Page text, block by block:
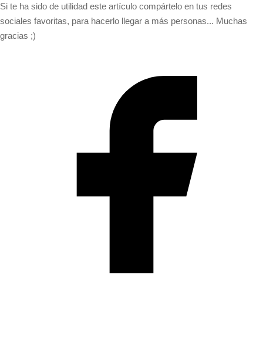
Si te ha sido de utilidad este artículo compártelo en tus redes
sociales favoritas, para hacerlo llegar a más personas... Muchas
gracias ;)